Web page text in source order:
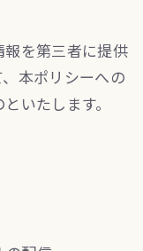
を第三者に提供
本ポリシーへの
いたします。